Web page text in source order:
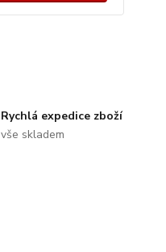
Rychlá expedice zboží
vše skladem